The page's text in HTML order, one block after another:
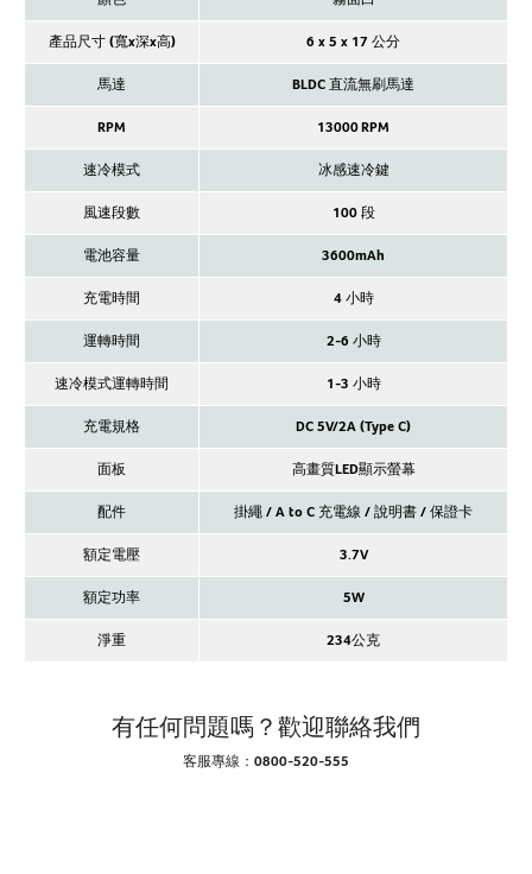
產品尺寸 (寬x深x高) 6 x 5 x 17 公分
馬達 BLDC 直流無刷馬達
RPM 13000 RPM
速冷模式 冰感速冷鍵
風速段數 100 段
電池容量 3600mAh
充電時間 4 小時
運轉時間 2-6 小時
速冷模式運轉時間 1-3 小時
充電規格 DC 5V/2A (Type C)
面板 高畫質LED顯示螢幕
配件 掛繩 / A to C 充電線 / 說明書 / 保證卡
額定電壓 3.7V
額定功率 5W
淨重 234公克
有任何問題嗎？歡迎聯絡我們
客服專線：0800-520-555